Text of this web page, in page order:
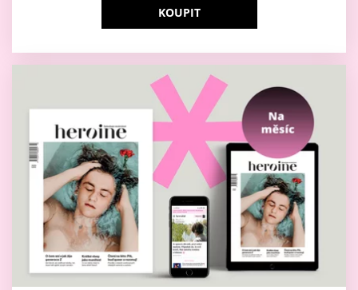
KOUPIT